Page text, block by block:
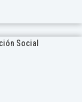
Social